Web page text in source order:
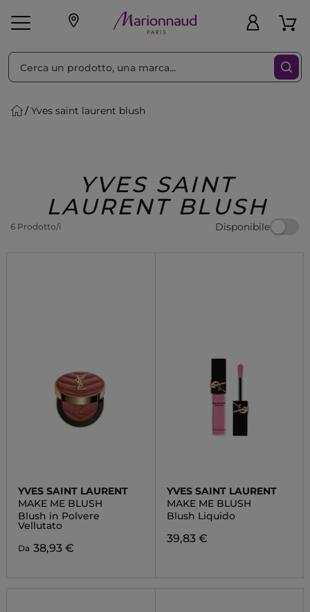
Make-up Profumi
Regalo
Yves saint laurent blush
YVES SAINT
LAURENT BLUSH
6 Prodotto/i Disponibile
Ordina per Filtra
YVES SAINT LAURENT
MAKE ME BLUSH
Blush in Polvere
Vellutato
Da 38,93 €
YVES SAINT LAURENT
MAKE ME BLUSH
Blush Liquido
39,83 €